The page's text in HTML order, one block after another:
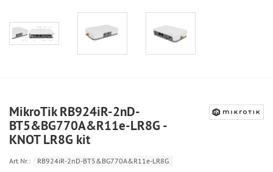
MikroTik RB924iR-2nD-
BT5&BG770A&R11e-LR8G -
KNOT LR8G kit
Art.Nr.: RB924iR-2nD-BT5&BG770A&R11e-LR8G